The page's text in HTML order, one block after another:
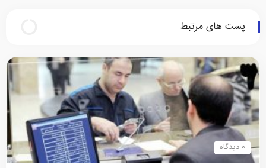
پست های مرتبط
0 دیدگاه